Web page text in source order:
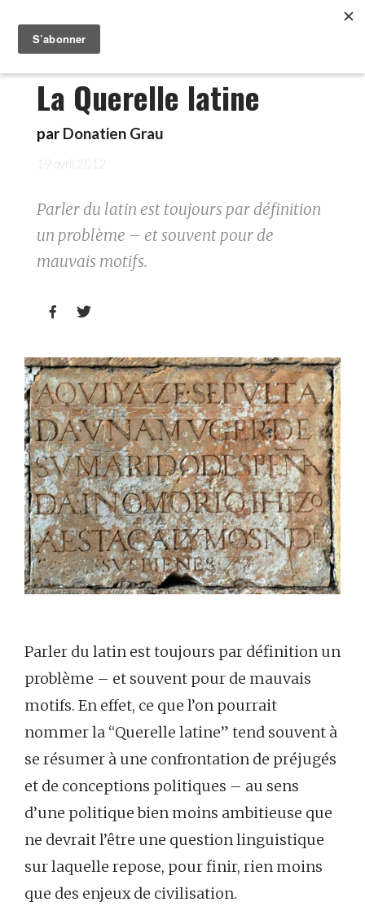
La Querelle latine
par Donatien Grau
19 avril 2012
Parler du latin est toujours par définition
un problème – et souvent pour de
mauvais motifs.
 
Parler du latin est toujours par définition un
problème – et souvent pour de mauvais
motifs. En effet, ce que l’on pourrait
nommer la “Querelle latine” tend souvent à
se résumer à une confrontation de préjugés
et de conceptions politiques – au sens
d’une politique bien moins ambitieuse que
ne devrait l’être une question linguistique
sur laquelle repose, pour finir, rien moins
que des enjeux de civilisation.